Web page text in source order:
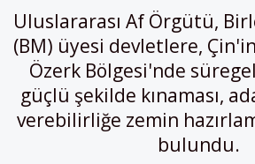
Uluslararası Af Örgütü,
(BM) üyesi devletlere,
Özerk Bölgesi'nde
güçlü şekilde kınaması,
verebilirliğe zemin
bulundu.